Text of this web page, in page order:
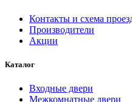
Контакты и схема
Производители
Акции
Каталог
Входные двери
Межкомнатные двери